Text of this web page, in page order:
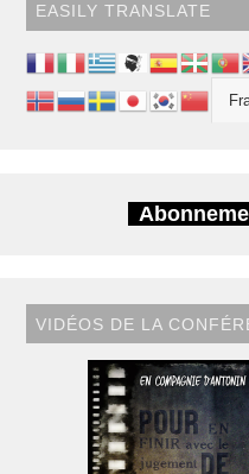
EASILY TRANSLATE
VIDÉOS DE LA